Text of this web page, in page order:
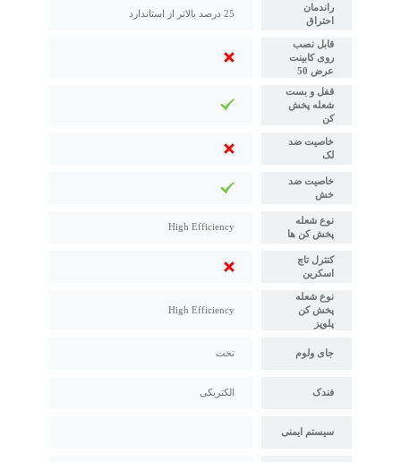
راندمان
احتراق
25 درصد بالاتر از استاندارد
قابل نصب
روی کابینت
عرض 50
قفل و بست
شعله پخش
کن
خاصیت ضد
لک
خاصیت ضد
خش
نوع شعله
پخش کن ها
High Efficiency
کنترل تاچ
اسکرین
نوع شعله
پخش کن
پلوپز
High Efficiency
جای ولوم تخت
فندک الکتریکی
سیستم ایمنی